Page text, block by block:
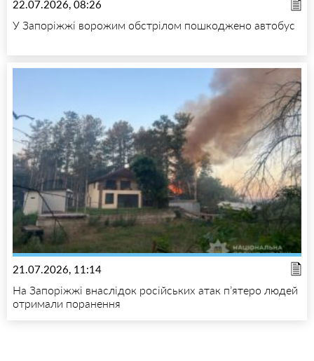
22.07.2026, 08:26
У Запоріжжі ворожим обстрілом пошкоджено автобус
21.07.2026, 11:14
На Запоріжжі внаслідок російських атак п’ятеро людей
отримали поранення